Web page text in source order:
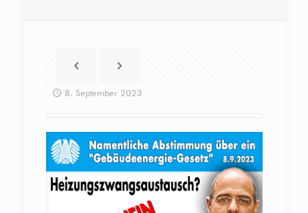
8. September 2023